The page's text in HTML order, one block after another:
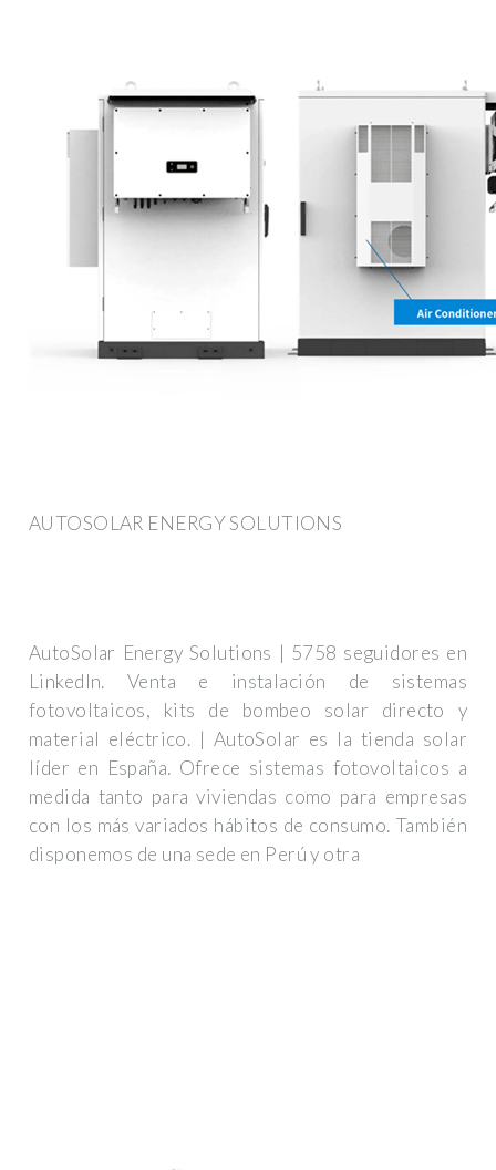
AUTOSOLAR ENERGY SOLUTIONS
AutoSolar Energy Solutions | 5758 seguidores en
LinkedIn. Venta e instalación de sistemas
fotovoltaicos, kits de bombeo solar directo y
material eléctrico. | AutoSolar es la tienda solar
líder en España. Ofrece sistemas fotovoltaicos a
medida tanto para viviendas como para empresas
con los más variados hábitos de consumo. También
disponemos de una sede en Perú y otra